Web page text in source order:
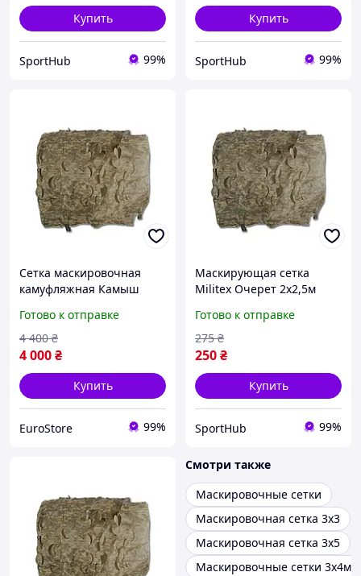
Купить
SportHub 99%
Купить
SportHub 99%
Сетка маскировочная
камуфляжная Камыш
техники и укрытий Militex
Готово к отправке
4 000₴
4 400 ₴
Купить
EuroStore 99%
Маскирующая сетка
Militex Очерет 2х2,5м
Готово к отправке
250₴
275 ₴
Купить
SportHub 99%
Смотри также
Маскировочные сетки
Маскировочная сетка 3х3
Маскировочная сетка 3х5
Маскировочные сетки 3х4м